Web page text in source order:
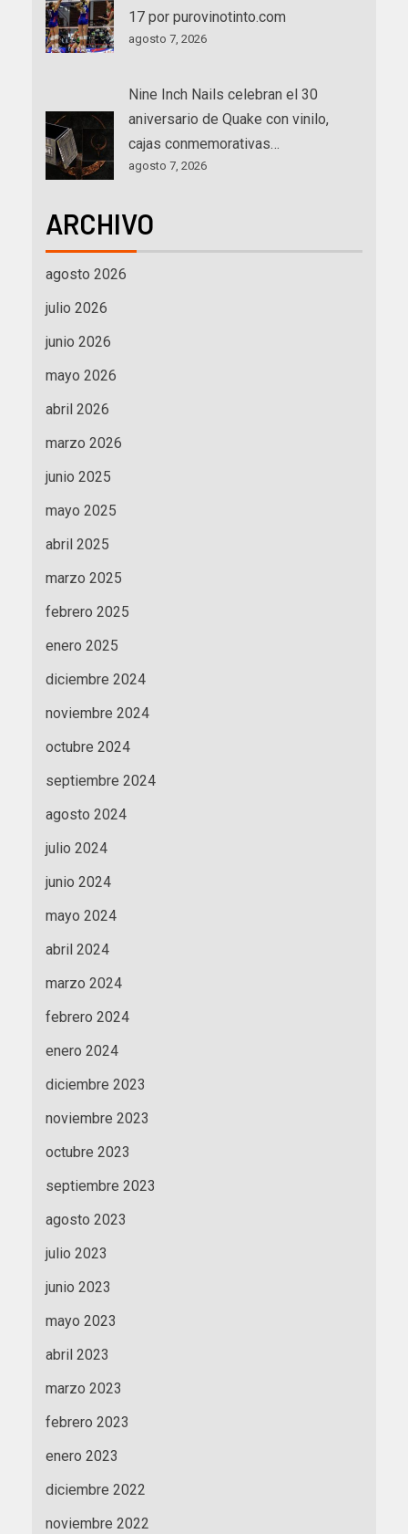
17 por purovinotinto.com
agosto 7, 2026
Nine Inch Nails celebran el 30
aniversario de Quake con vinilo,
cajas conmemorativas…
agosto 7, 2026
ARCHIVO
agosto 2026
julio 2026
junio 2026
mayo 2026
abril 2026
marzo 2026
junio 2025
mayo 2025
abril 2025
marzo 2025
febrero 2025
enero 2025
diciembre 2024
noviembre 2024
octubre 2024
septiembre 2024
agosto 2024
julio 2024
junio 2024
mayo 2024
abril 2024
marzo 2024
febrero 2024
enero 2024
diciembre 2023
noviembre 2023
octubre 2023
septiembre 2023
agosto 2023
julio 2023
junio 2023
mayo 2023
abril 2023
marzo 2023
febrero 2023
enero 2023
diciembre 2022
noviembre 2022